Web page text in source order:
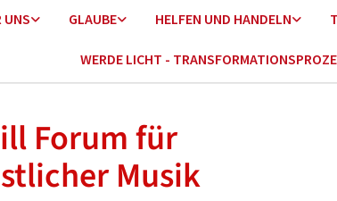
UNS GLAUBE HELFEN UND HANDELN
WERDE LICHT -
Forum für
Musik